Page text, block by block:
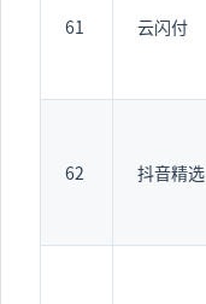
61 云闪付
62 抖音精选